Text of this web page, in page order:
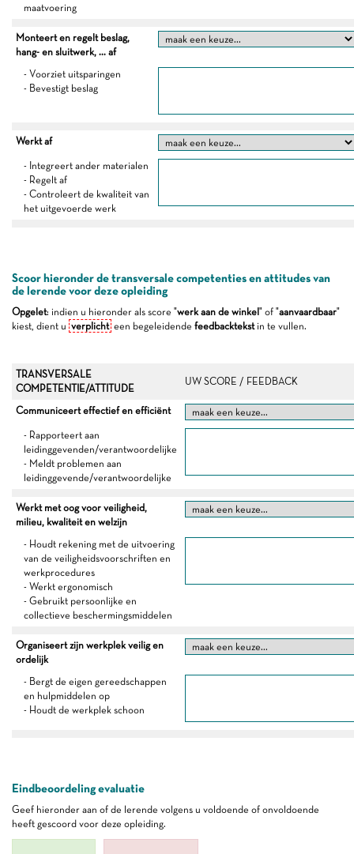
maatvoering
Monteert en regelt beslag,
hang- en sluitwerk, ... af
- Voorziet uitsparingen
- Bevestigt beslag
Werkt af
- Integreert ander materialen
- Regelt af
- Controleert de kwaliteit van
het uitgevoerde werk
Scoor hieronder de transversale competenties en attitudes van
de lerende voor deze opleiding
Opgelet: indien u hieronder als score "werk aan de winkel " of "aanvaardbaar"
kiest, dient u verplicht een begeleidende feedbacktekstin te vullen.
TRANSVERSALE
COMPETENTIE/ATTITUDE
UW SCORE / FEEDBACK
Communiceert effectief en efficiënt
- Rapporteert aan
leidinggevenden/verantwoordelijke
- Meldt problemen aan
leidinggevende/verantwoordelijke
Werkt met oog voor veiligheid,
milieu, kwaliteit en welzijn
- Houdt rekening met de uitvoering
van de veiligheidsvoorschriften en
werkprocedures
- Werkt ergonomisch
- Gebruikt persoonlijke en
collectieve beschermingsmiddelen
Organiseert zijn werkplek veilig en
ordelijk
- Bergt de eigen gereedschappen
en hulpmiddelen op
- Houdt de werkplek schoon
Eindbeoordeling evaluatie
Geef hieronder aan of de lerende volgens u voldoende of onvoldoende
heeft gescoord voor deze opleiding.